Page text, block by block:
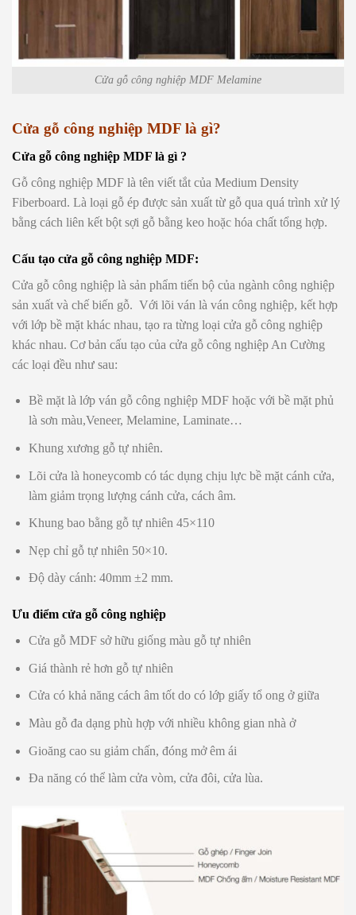
Cửa gỗ công nghiệp MDF Melamine
Cửa gỗ công nghiệp MDF là gì?
Cửa gỗ công nghiệp MDF là gì ?
Gỗ công nghiệp MDF là tên viết tắt của Medium Density
Fiberboard. Là loại gỗ ép được sản xuất từ gỗ qua quá trình xử lý
bằng cách liên kết bột sợi gỗ bằng keo hoặc hóa chất tổng hợp.
Cấu tạo cửa gỗ công nghiệp MDF:
Cửa gỗ công nghiệp là sản phẩm tiến bộ của ngành công nghiệp
sản xuất và chế biến gỗ. Với lõi ván là ván công nghiệp, kết hợp
với lớp bề mặt khác nhau, tạo ra từng loại cửa gỗ công nghiệp
khác nhau. Cơ bản cấu tạo của cửa gỗ công nghiệp An Cường
các loại đều như sau:
Bề mặt là lớp ván gỗ công nghiệp MDF hoặc với bề mặt phủ
là sơn màu,Veneer, Melamine, Laminate…
Khung xương gỗ tự nhiên.
Lõi cửa là honeycomb có tác dụng chịu lực bề mặt cánh cửa,
làm giảm trọng lượng cánh cửa, cách âm.
Khung bao bằng gỗ tự nhiên 45×110
Nẹp chỉ gỗ tự nhiên 50×10.
Độ dày cánh: 40mm ±2 mm.
Ưu điểm cửa gỗ công nghiệp
Cửa gỗ MDF sở hữu giống màu gỗ tự nhiên
Giá thành rẻ hơn gỗ tự nhiên
Cửa có khả năng cách âm tốt do có lớp giấy tổ ong ở giữa
Màu gỗ đa dạng phù hợp với nhiều không gian nhà ở
Gioăng cao su giảm chấn, đóng mở êm ái
Đa năng có thể làm cửa vòm, cửa đôi, cửa lùa.